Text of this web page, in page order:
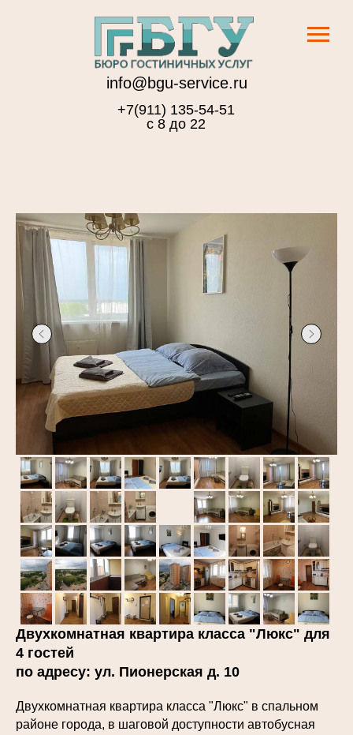
info@bgu-service.ru
+7(911) 135-54-51
с 8 до 22
Двухкомнатная квартира класса "Люкс" для
4 гостей
по адресу: ул. Пионерская д. 10
Двухкомнатная квартира класса "Люкс" в спальном
районе города, в шаговой доступности автобусная